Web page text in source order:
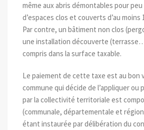
même aux abris démontables pour peu
d’espaces clos et couverts d’au moins
Par contre, un bâtiment non clos
une installation découverte
compris dans la surface taxable.
Le paiement de cette taxe est au bon
commune qui décide de l’appliquer ou
par la collectivité territoriale est
(communale, départementale et
étant instaurée par délibération du